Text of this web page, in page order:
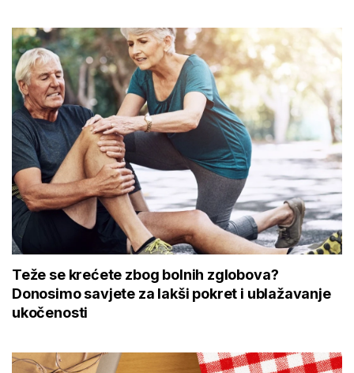
Teže se krećete zbog bolnih zglobova?
Donosimo savjete za lakši pokret i ublažavanje
ukočenosti